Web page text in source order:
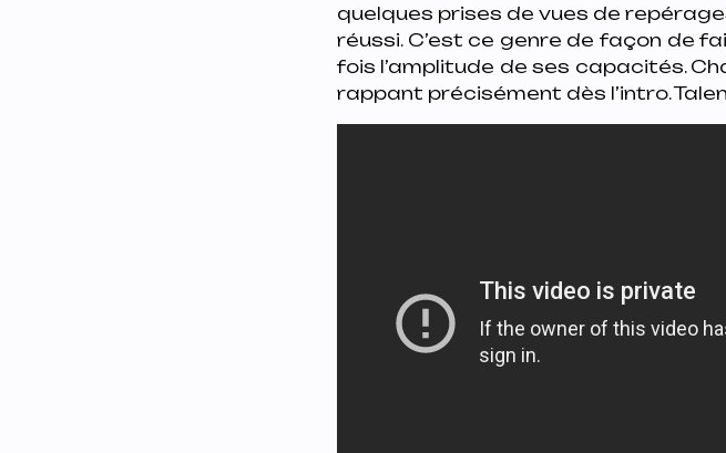
quelques prises de vues de
réussi. C’est ce genre de façon de
fois l’amplitude de ses capacités.
rappant précisément dès l’intro.